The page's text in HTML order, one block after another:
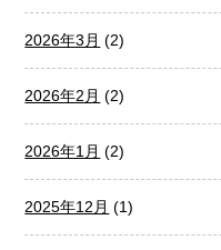
2026年3月 (2)
2026年2月 (2)
2026年1月 (2)
2025年12月 (1)